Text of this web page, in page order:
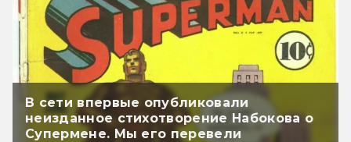
В сети впервые опубликовали
неизданное стихотворение Набокова о
Супермене. Мы его перевели